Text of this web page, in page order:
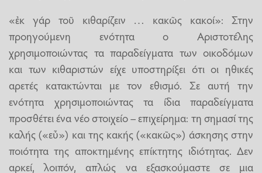
«ἐκ γάρ τοῦ κιθαρίζειν … κακῶς κακοί»: Στην
προηγούμενη ενότητα ο Αριστοτέλης
χρησιμοποιώντας τα παραδείγματα των οικοδόμων
και των κιθαριστών είχε υποστηρίξει ότι οι ηθικές
αρετές κατακτώνται με τον εθισμό. Σε αυτή την
ενότητα χρησιμοποιώντας τα ίδια παραδείγματα
προσθέτει ένα νέο στοιχείο – επιχείρημα: τη σημασί της
καλής («εὖ») και της κακής («κακῶς») άσκησης στην
ποιότητα της αποκτημένης επίκτητης ιδιότητας. Δεν
αρκεί, λοιπόν, απλώς να εξασκούμαστε σε μια